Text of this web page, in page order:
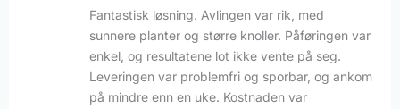
Fantastisk løsning. Avlingen var rik, med
sunnere planter og større knoller. Påføringen var
enkel, og resultatene lot ikke vente på seg.
Leveringen var problemfri og sporbar, og ankom
på mindre enn en uke. Kostnaden var